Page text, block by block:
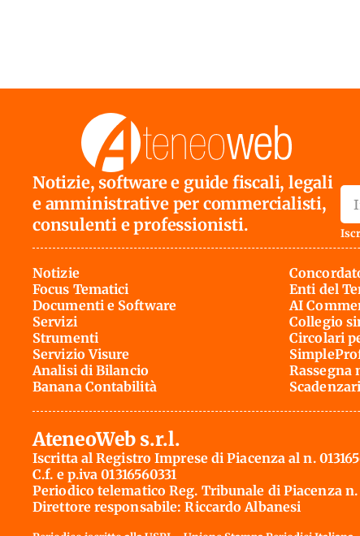
Notizie, software e guide fiscali, legali
e amministrative per commercialisti,
consulenti e professionisti.
Notizie
Focus Tematici
Documenti e Software
Servizi
Strumenti
Servizio Visure
Analisi di Bilancio
Banana Contabilità
Enti del
AI
Collegio
Circolari
Rassegna
AteneoWeb s.r.l.
Iscritta al Registro Imprese di Piacenza al n.
C.f. e p.iva 01316560331
Periodico telematico Reg. Tribunale di Piacenza
Direttore responsabile: Riccardo Albanesi